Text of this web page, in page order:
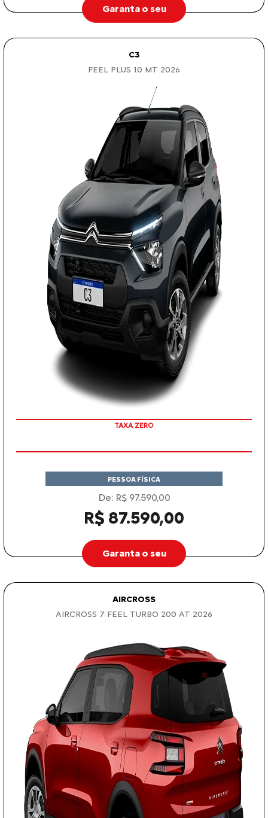
Garanta o seu
C3
FEEL PLUS 1.0 MT 2026
PESSOA FÍSICA
De: R$ 97.590,00
R$ 87.590,00
Garanta o seu
AIRCROSS
AIRCROSS 7 FEEL TURBO 200 AT 2026